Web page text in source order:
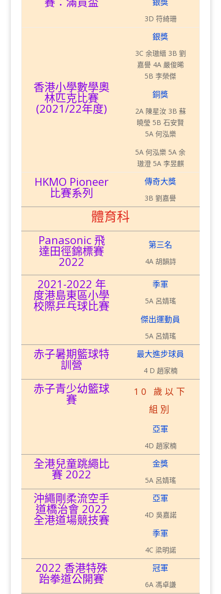
3D 符綺珊
香港小學數學奧
林匹克比賽
(2021/22年度)
銀獎
3C 余璈縉 3B 劉
嘉譽 4A 嚴俊晞
5B 李榮傑
銅獎
2A 陳星汝 3B 蘇
曉瑩 5B 石安賢
5A 何泓樂
5A 何泓樂 5A 余
璈澄 5A 李昱麒
HKMO Pioneer
比賽系列
傳奇大獎
3B 劉嘉譽
體育科
Panasonic 飛
達田徑錦標賽
2022
第三名
4A 胡韻詩
2021-2022 年
度港島東區小學
校際乒乓球比賽
季軍
5A 呂婧瑤
傑出運動員
5A 呂婧瑤
赤子暑期籃球特
訓營
最大進步球員
4 D 趙家楠
赤子青少幼籃球
賽
10 歲以下
組別
亞軍
4D 趙家楠
全港兒童跳繩比
賽 2022
金獎
5A 呂婧瑤
沖繩剛柔流空手
道橋治會 2022
全港道場競技賽
亞軍
4D 吳嘉諾
季軍
4C 梁明諾
2022 香港特殊
跆拳道公開賽
冠軍
6A 馮卓謙